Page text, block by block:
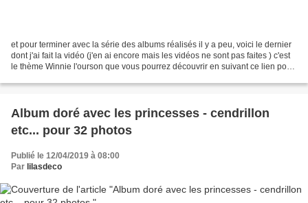
et pour terminer avec la série des albums réalisés il y a peu, voici le dernier
dont j'ai fait la vidéo (j'en ai encore mais les vidéos ne sont pas faites ) c'est
le thème Winnie l'ourson que vous pourrez découvrir en suivant ce lien pour
Album doré avec les princesses - cendrillon
etc... pour 32 photos
Publié le 12/04/2019 à 08:00
Par lilasdeco